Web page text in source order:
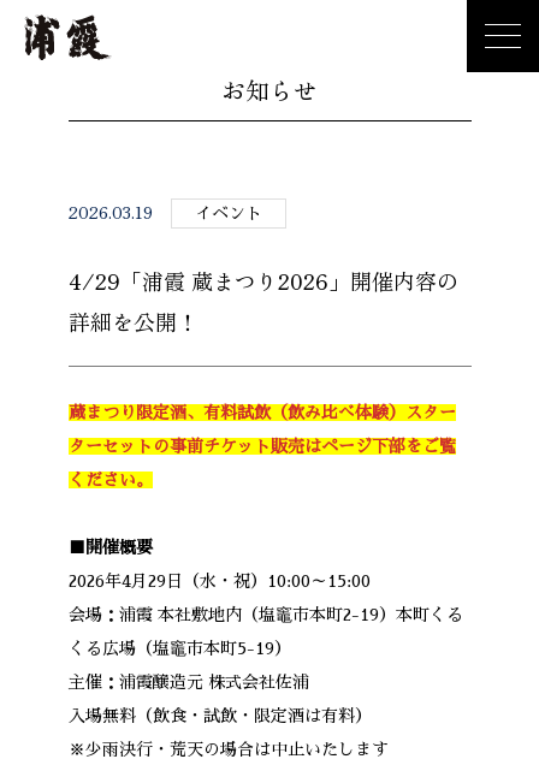
お知らせ
2026.03.19 イベント
4/29「浦霞 蔵まつり2026」開催内容の
詳細を公開！
蔵まつり限定酒、有料試飲（飲み比べ体験）スター
ターセットの事前チケット販売はページ下部をご覧
ください。
■開催概要
2026年4月29日（水・祝）10:00～15:00
会場：浦霞 本社敷地内（塩竈市本町2-19）本町くる
くる広場（塩竈市本町5-19）
主催：浦霞醸造元 株式会社佐浦
入場無料（飲食・試飲・限定酒は有料）
※少雨決行・荒天の場合は中止いたします